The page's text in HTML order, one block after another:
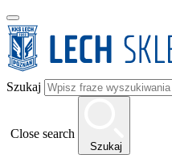
Szukaj
Close search
Szukaj